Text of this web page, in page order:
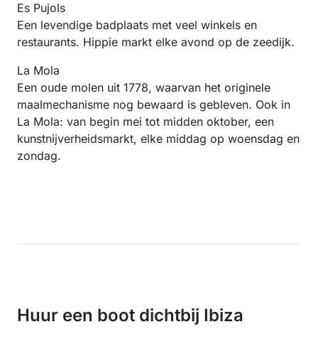
Es Pujols
Een levendige badplaats met veel winkels en
restaurants. Hippie markt elke avond op de zeedijk.
La Mola
Een oude molen uit 1778, waarvan het originele
maalmechanisme nog bewaard is gebleven. Ook in
La Mola: van begin mei tot midden oktober, een
kunstnijverheidsmarkt, elke middag op woensdag en
zondag.
Huur een boot dichtbij Ibiza